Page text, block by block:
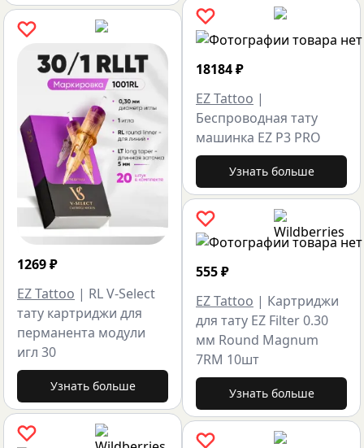
1269₽
EZ Tattoo | RL V-Select
тату картриджи для
перманента модули
игл 30
Узнать больше
18184₽
EZ Tattoo |
Беспроводная тату
машинка EZ P3 PRO
Узнать больше
555₽
EZ Tattoo | Картриджи
для тату EZ Filter 0.30
мм Round Magnum
7RM 10шт
Узнать больше